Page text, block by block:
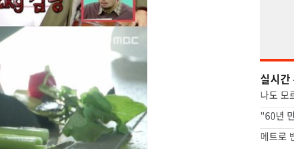
실시간